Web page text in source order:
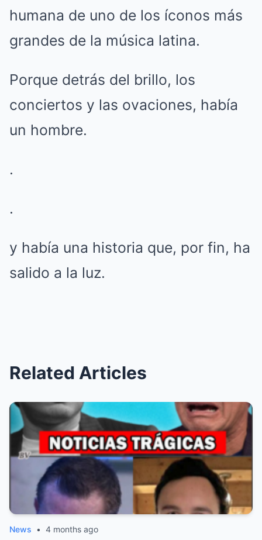
humana de uno de los íconos más
grandes de la música latina.
Porque detrás del brillo, los
conciertos y las ovaciones, había
un hombre.
.
.
y había una historia que, por fin, ha
salido a la luz.
Related Articles
News • 4 months ago